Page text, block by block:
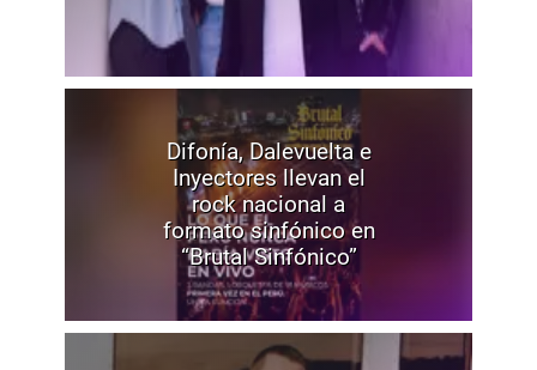
Difonía, Dalevuelta e
Inyectores llevan el
rock nacional a
formato sinfónico en
“Brutal Sinfónico”